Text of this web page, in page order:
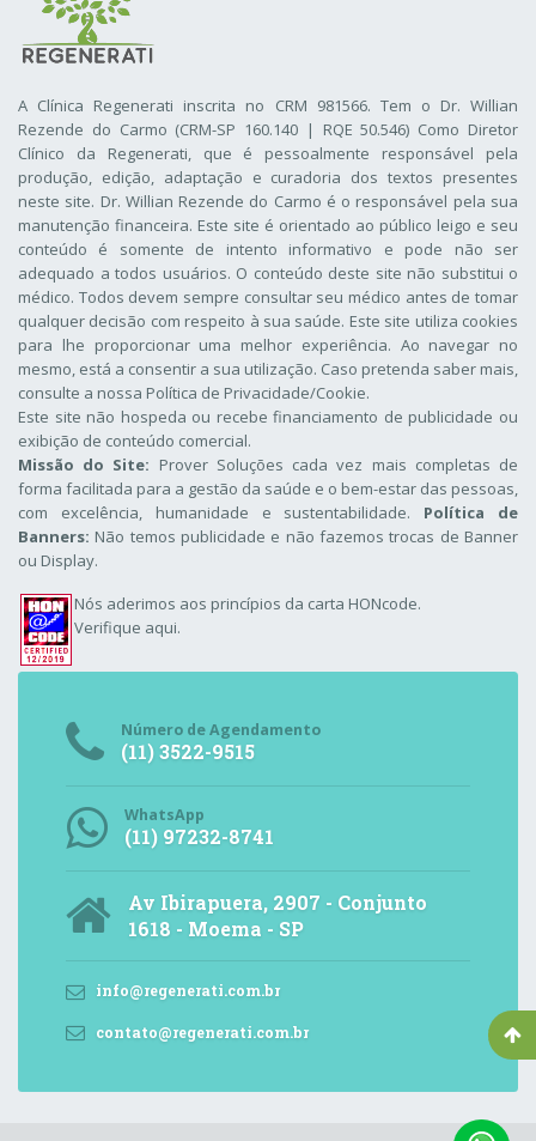
A Clínica Regenerati inscrita no CRM 981566. Tem o Dr. Willian
Rezende do Carmo (CRM-SP 160.140 | RQE 50.546) Como Diretor
Clínico da Regenerati, que é pessoalmente responsável pela
produção, edição, adaptação e curadoria dos textos presentes
neste site. Dr. Willian Rezende do Carmo é o responsável pela sua
manutenção financeira. Este site é orientado ao público leigo e seu
conteúdo é somente de intento informativo e pode não ser
adequado a todos usuários. O conteúdo deste site não substitui o
médico. Todos devem sempre consultar seu médico antes de tomar
qualquer decisão com respeito à sua saúde. Este site utiliza cookies
para lhe proporcionar uma melhor experiência. Ao navegar no
mesmo, está a consentir a sua utilização. Caso pretenda saber mais,
consulte a nossa Política de Privacidade/Cookie.
Este site não hospeda ou recebe financiamento de publicidade ou
exibição de conteúdo comercial.
Missão do Site: Prover Soluções cada vez mais completas de
forma facilitada para a gestão da saúde e o bem-estar das pessoas,
com excelência, humanidade e sustentabilidade. Política de
Banners: Não temos publicidade e não fazemos trocas de Banner
ou Display.
Nós aderimos aos princípios da carta HONcode.
Verifique aqui.
Número de Agendamento
(11) 3522-9515
WhatsApp
(11) 97232-8741
Av Ibirapuera, 2907 - Conjunto
1618 - Moema - SP
info@regenerati.com.br
contato@regenerati.com.br